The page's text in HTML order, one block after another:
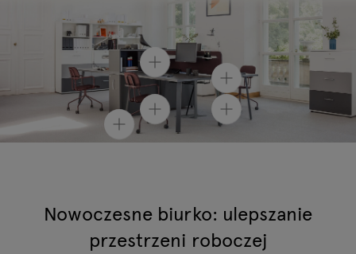
Nowoczesne biurko: ulepszanie
przestrzeni roboczej